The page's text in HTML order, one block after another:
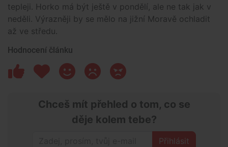
tepleji. Horko má být ještě v pondělí, ale ne tak jak v
neděli. Výrazněji by se mělo na jižní Moravě ochladit
až ve středu.
Hodnocení článku
Chceš mít přehled o tom, co se
děje kolem tebe?
Přihlásit